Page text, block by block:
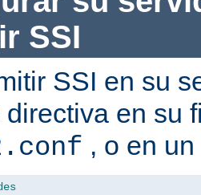
SSI
SSI en su
en su
, o en